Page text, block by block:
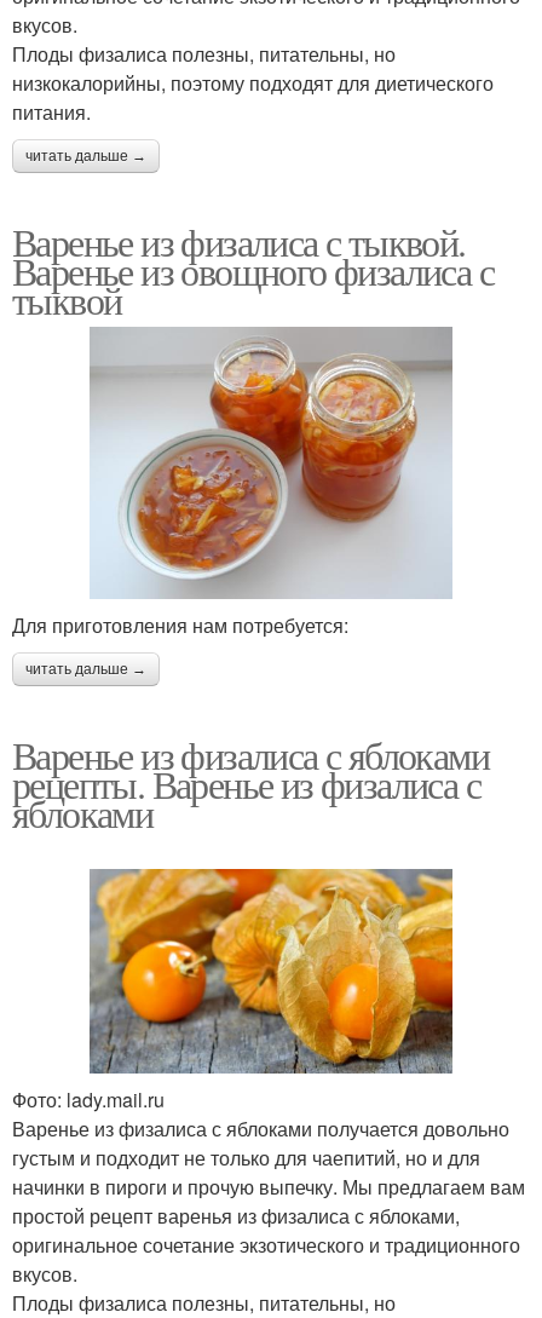
вкусов.
Плоды физалиса полезны, питательны, но
низкокалорийны, поэтому подходят для диетического
питания.
читать дальше →
Варенье из физалиса с тыквой.
Варенье из овощного физалиса с
тыквой
Для приготовления нам потребуется:
читать дальше →
Варенье из физалиса с яблоками
рецепты. Варенье из физалиса с
яблоками
Фото: lady.mail.ru
Варенье из физалиса с яблоками получается довольно
густым и подходит не только для чаепитий, но и для
начинки в пироги и прочую выпечку. Мы предлагаем вам
простой рецепт варенья из физалиса с яблоками,
оригинальное сочетание экзотического и традиционного
вкусов.
Плоды физалиса полезны, питательны, но